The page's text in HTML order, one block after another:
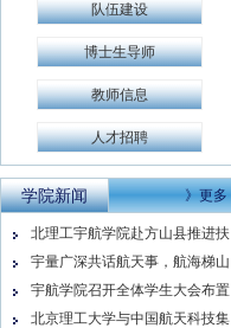
队伍建设
博士生导师
教师信息
人才招聘
学院新闻 》更多
北理工宇航学院赴方山县推进扶
贫工...
宇量广深共话航天事，航海梯山
同做...
宇航学院召开全体学生大会布置
返校...
北京理工大学与中国航天科技集